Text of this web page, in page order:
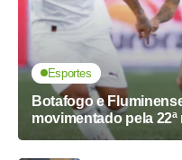
Esportes
Botafogo e
movimentado pela 22ª